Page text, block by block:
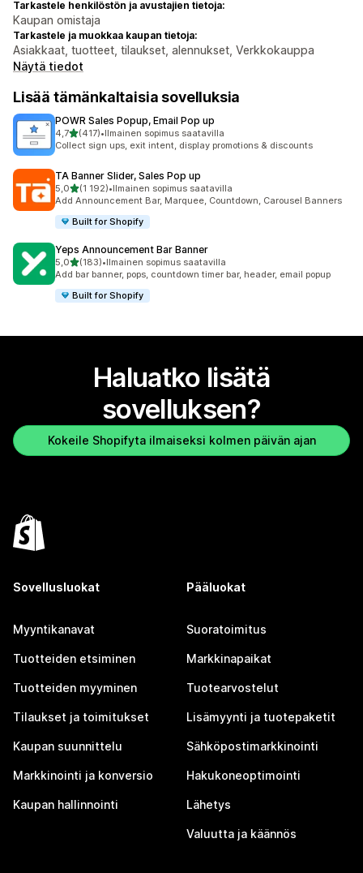
Tarkastele henkilöstön ja avustajien tietoja:
Kaupan omistaja
Tarkastele ja muokkaa kaupan tietoja:
Asiakkaat, tuotteet, tilaukset, alennukset, Verkkokauppa
Näytä tiedot
Lisää tämänkaltaisia sovelluksia
POWR Sales Popup, Email Pop up
4,7/ 5 tähteä
(417)
417 arvostelua yhteensä
•Ilmainen sopimus saatavilla
Collect sign ups, exit intent, display promotions & discounts
TA Banner Slider, Sales Pop up
5,0/ 5 tähteä
(1 192)
1192 arvostelua yhteensä
•Ilmainen sopimus saatavilla
Add Announcement Bar, Marquee, Countdown, Carousel Banners
Built for Shopify
Yeps Announcement Bar Banner
5,0/ 5 tähteä
(183)
183 arvostelua yhteensä
•Ilmainen sopimus saatavilla
Add bar banner, pops, countdown timer bar, header, email popup
Built for Shopify
Haluatko lisätä
sovelluksen?
Kokeile Shopifyta ilmaiseksi kolmen päivän ajan
Sovellusluokat
Myyntikanavat
Tuotteiden etsiminen
Tuotteiden myyminen
Tilaukset ja toimitukset
Kaupan suunnittelu
Markkinointi ja konversio
Kaupan hallinnointi
Pääluokat
Suoratoimitus
Markkinapaikat
Tuotearvostelut
Lisämyynti ja tuotepaketit
Sähköpostimarkkinointi
Hakukoneoptimointi
Lähetys
Valuutta ja käännös